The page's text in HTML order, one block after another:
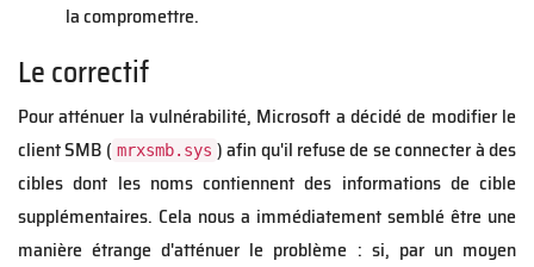
la compromettre.
Le correctif
Pour atténuer la vulnérabilité, Microsoft a décidé de modifier le
client SMB ( mrxsmb.sys ) afin qu'il refuse de se connecter à des
cibles dont les noms contiennent des informations de cible
supplémentaires. Cela nous a immédiatement semblé être une
manière étrange d'atténuer le problème : si, par un moyen